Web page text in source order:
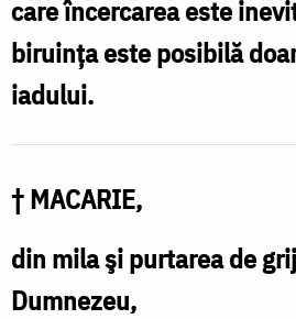
care încercarea este
biruința este posibilă
iadului.
† MACARIE,
din milaşi purtarea de
Dumnezeu,